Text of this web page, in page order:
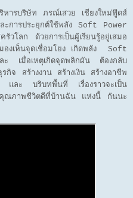
ารบริษัท ภรณ์เสวย เชียงใหม่ฟู๊ดส์
ละการประยุกต์ใช้พลัง Soft Power
วโลก ด้วยการเป็นผู้เรียนรู้อยู่เสมอ
งเห็นจุดเชื่อมโยง เกิดพลัง Soft
เมื่อเหตุเกิดจุดพลิกผัน ต้องกลับ
กิจ สร้างงาน สร้างเงิน สร้างอาชีพ
และ บริบทพื้นที่ เรื่องราวจะเป็น
ณภาพชีวิตดีที่บ้านฉัน แห่งนี้ กันนะ